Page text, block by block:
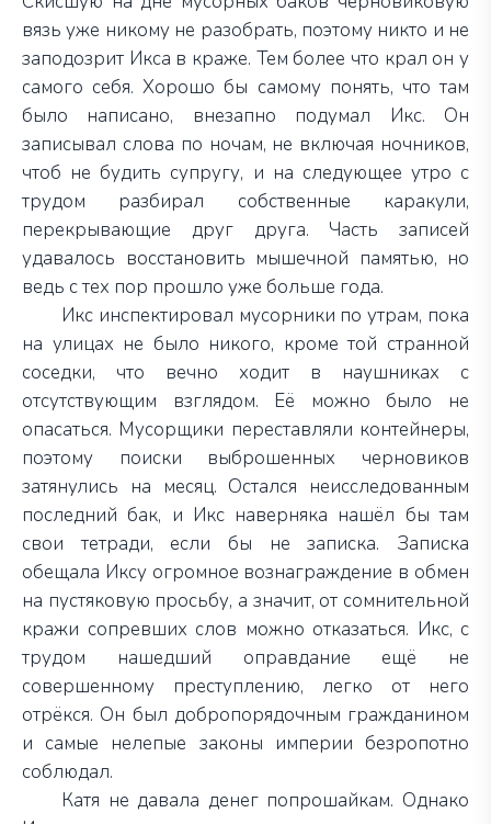
вязь уже никому не разобрать, поэтому никто и не
заподозрит Икса в краже. Тем более что крал он у
самого себя. Хорошо бы самому понять, что там
было написано, внезапно подумал Икс. Он
записывал слова по ночам, не включая ночников,
чтоб не будить супругу, и на следующее утро с
трудом разбирал собственные каракули,
перекрывающие друг друга. Часть записей
удавалось восстановить мышечной памятью, но
ведь с тех пор прошло уже больше года.
Икс инспектировал мусорники по утрам, пока
на улицах не было никого, кроме той странной
соседки, что вечно ходит в наушниках с
отсутствующим взглядом. Её можно было не
опасаться. Мусорщики переставляли контейнеры,
поэтому поиски выброшенных черновиков
затянулись на месяц. Остался неисследованным
последний бак, и Икс наверняка нашёл бы там
свои тетради, если бы не записка. Записка
обещала Иксу огромное вознаграждение в обмен
на пустяковую просьбу, а значит, от сомнительной
кражи сопревших слов можно отказаться. Икс, с
трудом нашедший оправдание ещё не
совершенному преступлению, легко от него
отрёкся. Он был добропорядочным гражданином
и самые нелепые законы империи безропотно
соблюдал.
Катя не давала денег попрошайкам. Однако